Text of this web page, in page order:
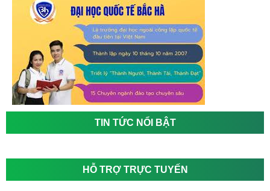
TIN TỨC NỔI BẬT
HỖ TRỢ TRỰC TUYẾN